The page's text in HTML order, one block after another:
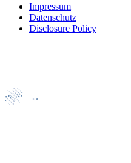
Impressum
Datenschutz
Disclosure Policy